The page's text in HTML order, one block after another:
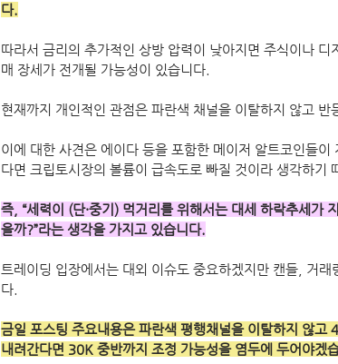
다.
따라서 금리의 추가적인 상방 압력이 낮아지면 주식이나
매 장세가 전개될 가능성이 있습니다.
현재까지 개인적인 관점은 파란색 채널을 이탈하지 않고 반
이에 대한 사견은 에이다 등을 포함한 메이저 알트코인들
다면 크립토시장의 볼륨이 급속도로 빠질 것이라 생각하기
즉, “세력이 (단·중기) 먹거리를 위해서는 대세 하락추세가
을까?”라는 생각을 가지고 있습니다.
트레이딩 입장에서는 대외 이슈도 중요하겠지만 캔들, 거
다.
금일 포스팅 주요내용은 파란색 평행채널을 이탈하지 않
내려간다면 30K 중반까지 조정 가능성을 염두에 두어야겠